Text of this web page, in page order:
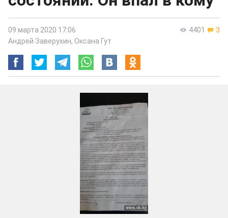
4401 3
09 марта 2020 17:06
Андрей Заверухин, Оксана Гут